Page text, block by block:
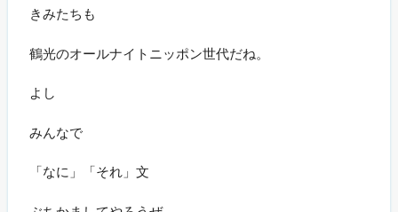
きみたちも
鶴光のオールナイトニッポン世代だね。
よし
みんなで
「なに」「それ」文